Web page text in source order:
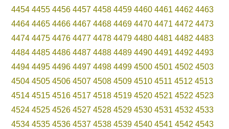
4454 4455 4456 4457 4458 4459 4460 4461 4462 4463
4464 4465 4466 4467 4468 4469 4470 4471 4472 4473
4474 4475 4476 4477 4478 4479 4480 4481 4482 4483
4484 4485 4486 4487 4488 4489 4490 4491 4492 4493
4494 4495 4496 4497 4498 4499 4500 4501 4502 4503
4504 4505 4506 4507 4508 4509 4510 4511 4512 4513
4514 4515 4516 4517 4518 4519 4520 4521 4522 4523
4524 4525 4526 4527 4528 4529 4530 4531 4532 4533
4534 4535 4536 4537 4538 4539 4540 4541 4542 4543